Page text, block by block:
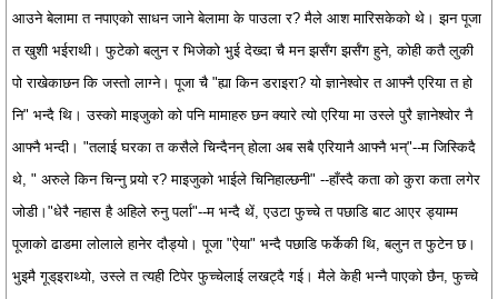
आउने बेलामा त नपाएको साधन जाने बेलामा के पाउला र? मैले आश मारिसकेको थे। झन पूजा
त खुशी भईराथी। फुटेको बलुन र भिजेको भुई देख्दा चै मन झर्सँग झर्सँग हुने, कोही कतै लुकी
पो राखेकाछन कि जस्तो लाग्ने। पूजा चै "ह्या किन डराइरा? यो ज्ञानेश्वोर त आफ्नै एरिया त हो
नि" भन्दै थि। उस्को माइजुको को पनि मामाहरु छन क्यारे त्यो एरिया मा उस्ले पुरै ज्ञानेश्वोर नै
आफ्नै भन्दी। "तलाई घरका त कसैले चिन्दैनन् होला अब सबै एरियानै आफ्नै भन्"--म जिस्किदै
थे, " अरुले किन चिन्नु पर्‍यो र? माइजुको भाईले चिनिहाल्छनी" --हाँस्दै कता को कुरा कता लगेर
जोडी।"धेरै नहास है अहिले रुनु पर्ला"--म भन्दै थें, एउटा फुच्चे त पछाडि बाट आएर ड्याम्म
पूजाको ढाडमा लोलाले हानेर दौड्यो। पूजा "ऐया" भन्दै पछाडि फर्केकी थि, बलुन त फुटेन छ।
भुइमै गूड्इराथ्यो, उस्ले त त्यही टिपेर फुच्चेलाई लखट्दै गई। मैले केही भन्नै पाएको छैन, फुच्चे